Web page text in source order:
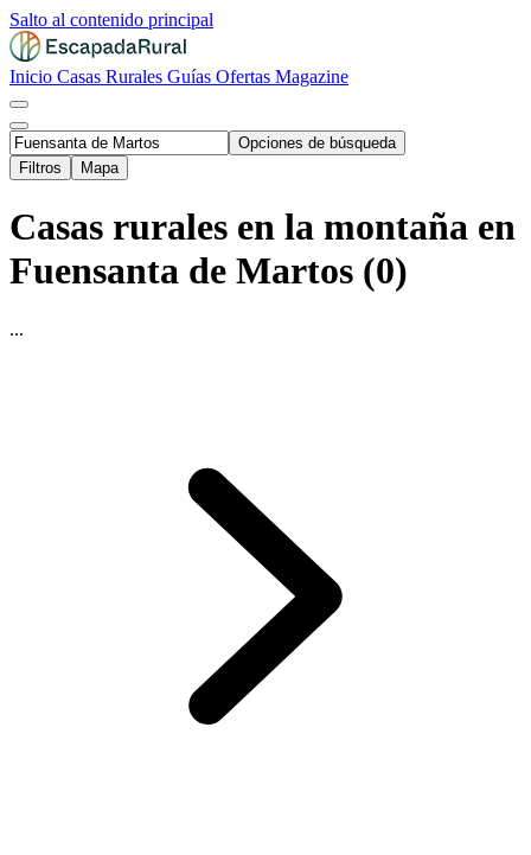
Salto al contenido principal
Inicio Casas Rurales Guías Ofertas Magazine
Opciones de búsqueda
Filtros
Mapa
Casas rurales en la montaña en
Fuensanta de Martos (0)
...